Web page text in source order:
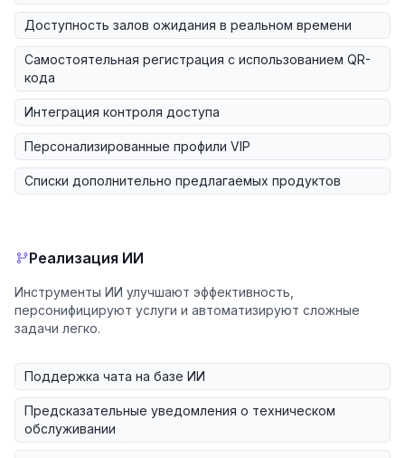
Доступность залов ожидания в реальном времени
Самостоятельная регистрация с использованием QR-
кода
Интеграция контроля доступа
Персонализированные профили VIP
Списки дополнительно предлагаемых продуктов
Реализация ИИ
Инструменты ИИ улучшают эффективность,
персонифицируют услуги и автоматизируют сложные
задачи легко.
Поддержка чата на базе ИИ
Предсказательные уведомления о техническом
обслуживании